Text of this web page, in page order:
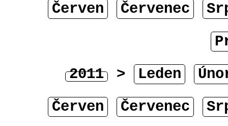
Červen
Červenec
2011 > Leden
Červen
Červenec